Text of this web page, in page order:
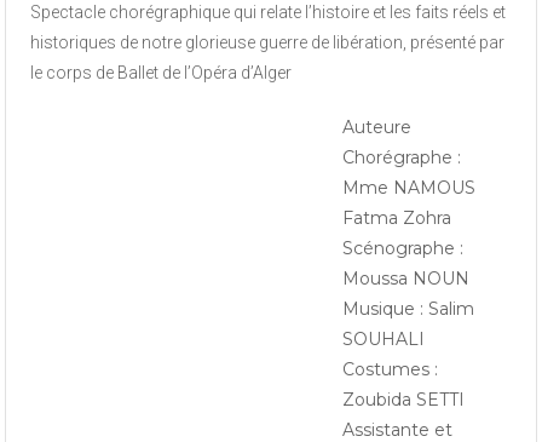
Spectacle chorégraphique qui relate l’histoire et les faits réels et
historiques de notre glorieuse guerre de libération, présenté par
le corps de Ballet de l’Opéra d’Alger
Auteure
Chorégraphe :
Mme NAMOUS
Fatma Zohra
Scénographe :
Moussa NOUN
Musique : Salim
SOUHALI
Costumes :
Zoubida SETTI
Assistante et